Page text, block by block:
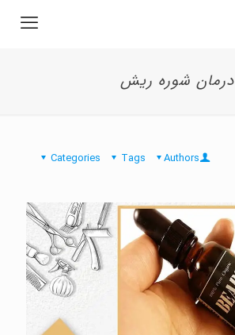
درمان شوره ریش
Categories Tags Authors